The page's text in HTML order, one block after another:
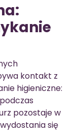
kontakt z
higieniczne:
podczas
pozostaje w
się